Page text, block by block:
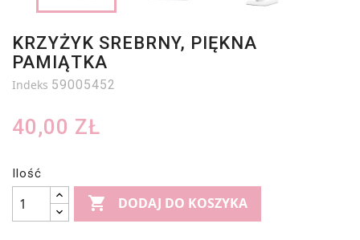
KRZYŻYK SREBRNY, PIĘKNA
PAMIĄTKA
Indeks 59005452
40,00 ZŁ
Ilość
 DODAJ DO KOSZYKA